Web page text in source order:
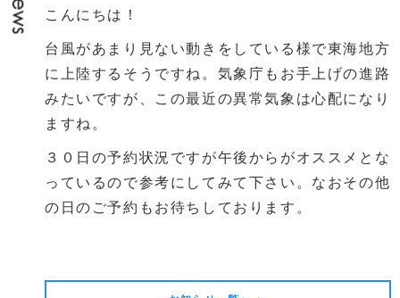
こんにちは！
台風があまり見ない動きをしている様で東海地方
に上陸するそうですね。気象庁もお手上げの進路
みたいですが、この最近の異常気象は心配になり
ますね。
３０日の予約状況ですが午後からがオススメとな
っているので参考にしてみて下さい。なおその他
の日のご予約もお待ちしております。